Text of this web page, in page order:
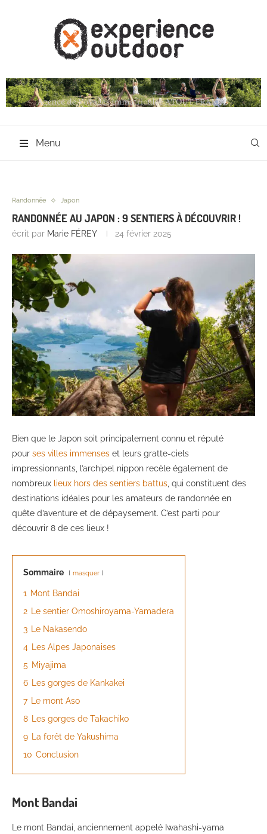
Menu
Randonnée Japon
RANDONNÉE AU JAPON : 9 SENTIERS À DÉCOUVRIR !
écrit par Marie FÉREY 24 février 2025
Bien que le Japon soit principalement connu et réputé
pour ses villes immenses et leurs gratte-ciels
impressionnants, l’archipel nippon recèle également de
nombreux lieux hors des sentiers battus , qui constituent des
destinations idéales pour les amateurs de randonnée en
quête d’aventure et de dépaysement. C’est parti pour
découvrir 8 de ces lieux !
Sommaire masquer
1
Mont Bandai
2
Le sentier Omoshiroyama-Yamadera
3
Le Nakasendo
4
Les Alpes Japonaises
5 Miyajima
6
Les gorges de Kankakei
7
Le mont Aso
8
Les gorges de Takachiko
9
La forêt de Yakushima
10 Conclusion
Mont Bandai
Le mont Bandai, anciennement appelé Iwahashi-yama